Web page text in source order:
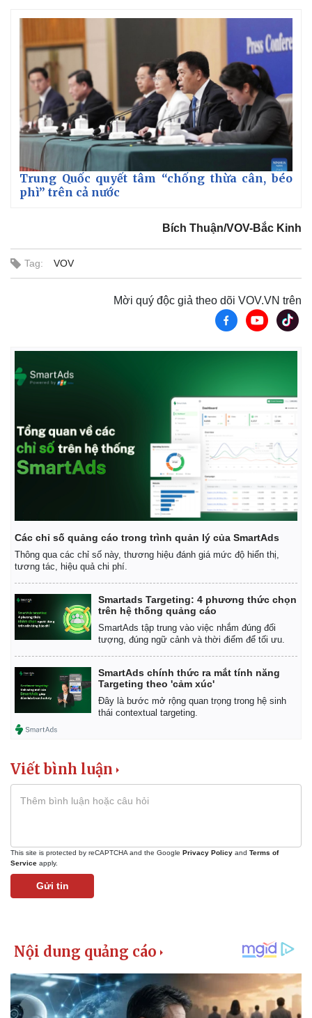
Bất động sản
Khởi nghiệp
Thị trường
Giá vàng
Tiêu dùng
Tỷ giá
Chứng khoán
Giá cà phê
Trung Quốc quyết tâm “chống thừa cân, béo
phì” trên cả nước
Bích Thuận/VOV-Bắc Kinh
Tag: VOV
Mời quý độc giả theo dõi VOV.VN trên
Các chỉ số quảng cáo trong trình quản lý của SmartAds
Thông qua các chỉ số này, thương hiệu đánh giá mức độ hiển thị,
tương tác, hiệu quả chi phí.
Smartads Targeting: 4 phương thức chọn
trên hệ thống quảng cáo
SmartAds tập trung vào việc nhắm đúng đối
tượng, đúng ngữ cảnh và thời điểm để tối ưu.
SmartAds chính thức ra mắt tính năng
Targeting theo 'cảm xúc'
Đây là bước mở rộng quan trọng trong hệ sinh
thái contextual targeting.
Viết bình luận
This site is protected by reCAPTCHA and the Google Privacy Policy and Terms of
Service apply.
Gửi tin